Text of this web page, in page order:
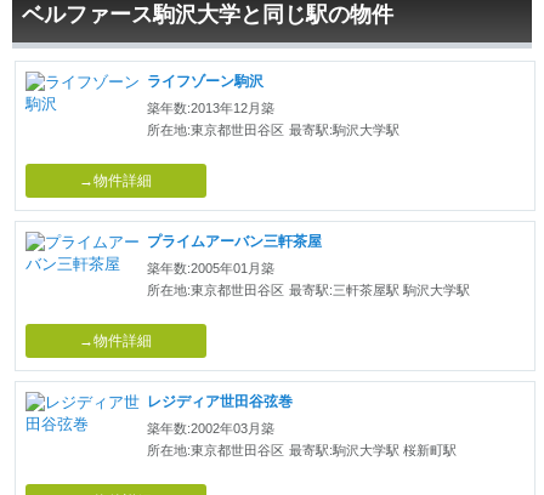
ベルファース駒沢大学と同じ駅の物件
ライフゾーン駒沢
築年数:2013年12月築
所在地:東京都世田谷区 最寄駅:駒沢大学駅
→物件詳細
プライムアーバン三軒茶屋
築年数:2005年01月築
所在地:東京都世田谷区 最寄駅:三軒茶屋駅 駒沢大学駅
→物件詳細
レジディア世田谷弦巻
築年数:2002年03月築
所在地:東京都世田谷区 最寄駅:駒沢大学駅 桜新町駅